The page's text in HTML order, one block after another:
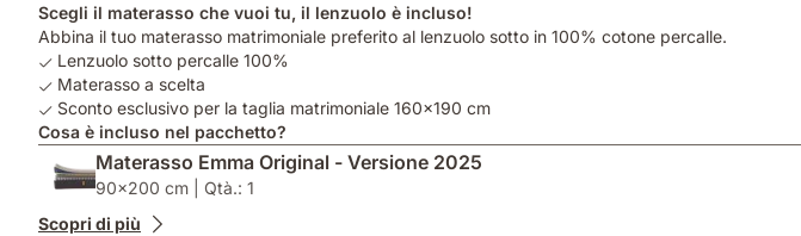
Scegli il materasso che vuoi tu, il lenzuolo è incluso!
Abbina il tuo materasso matrimoniale preferito al lenzuolo sotto in 100% cotone percalle.
Lenzuolo sotto percalle 100%
Materasso a scelta
Sconto esclusivo per la taglia matrimoniale 160x190 cm
Cosa è incluso nel pacchetto?
Materasso Emma Original - Versione 2025
90x200 cm | Qtà.: 1
Scopri di più